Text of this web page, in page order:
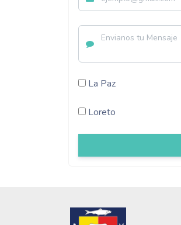
La Paz
Loreto